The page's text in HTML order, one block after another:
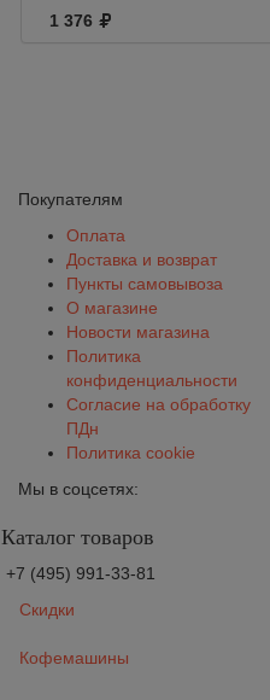
1 376
Покупателям
Оплата
Доставка и возврат
Пункты самовывоза
О магазине
Новости магазина
Политика
конфиденциальности
Согласие на обработку
ПДн
Политика cookie
Мы в соцсетях:
Каталог товаров
+7 (495) 991-33-81
Скидки
Кофемашины